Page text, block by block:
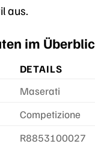
aus.
im
DETAILS
Maserati
Competizione
R8853100027